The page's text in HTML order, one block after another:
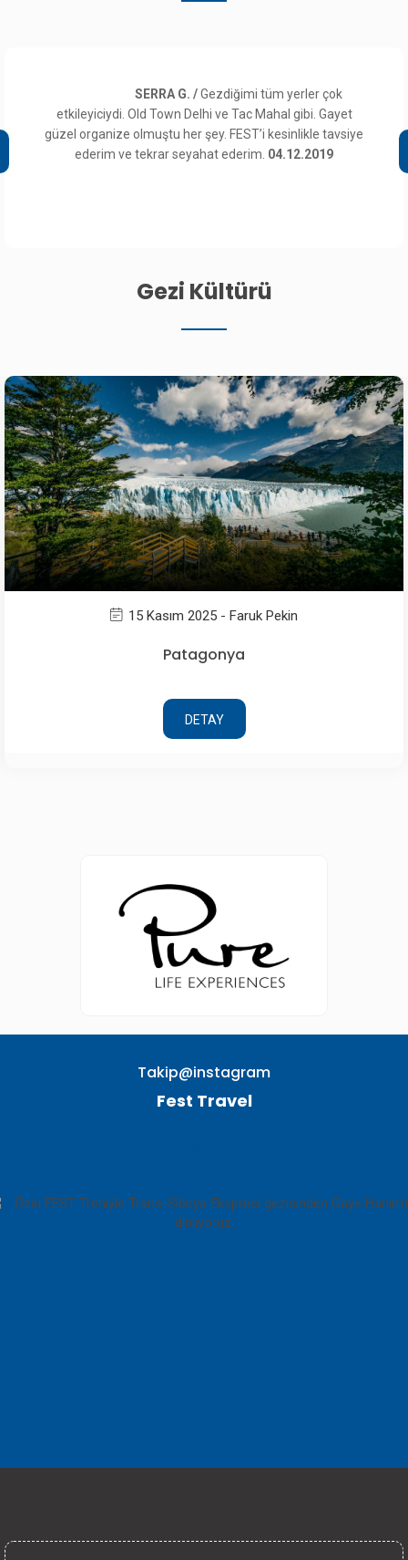
SERRA G. /Gezdiğimi tüm yerler çok
etkileyiciydi. Old Town Delhi ve Tac Mahal gibi. Gayet
güzel organize olmuştu her şey. FEST’i kesinlikle tavsiye
ederim ve tekrar seyahat ederim. 04.12.2019
Gezi Kültürü
15 Kasım 2025 - Faruk Pekin
Patagonya
DETAY
Takip@instagram
Fest Travel